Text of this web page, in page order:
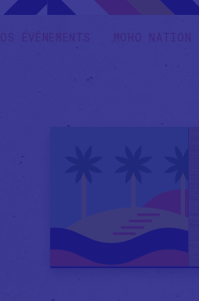
NOS ÉVÉNEMENTS MOHO NATION